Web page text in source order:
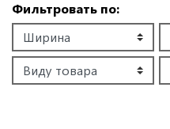
Фильтровать по: